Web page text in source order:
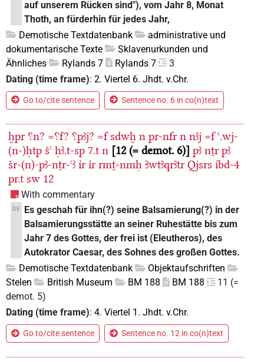
auf unserem Rücken sind"), vom Jahr 8, Monat
Thoth, an fürderhin für jedes Jahr,
Demotische Textdatenbank
administrative und
dokumentarische Texte
Sklavenurkunden und
Ähnliches
Rylands 7 Rylands 7
3
Dating (time frame): 2. Viertel 6. Jhdt. v.Chr.
Go to/cite sentence Sentence no. 6 in co(n)text
ḫpr ⸮n? =⸮f? ⸮pꜣj? =f sdwḫ n pr-nfr n nꜣj =f ꜥ.wj-
(n-)ḥtp šꜥ ḥꜣ.t-sp 7.t n 12 (= demot. 6) pꜣ nṯr pꜣ
šr-(n)-pꜣ-nṯr-ꜥꜣ ı͗r ı͗r rmṯ-nmḥ Ꜣwtꜣqrꜣtr Qjsrs ı͗bd-4
pr.t sw 12
With commentary
DE
Es geschah für ihn(?) seine Balsamierung(?) in der
Balsamierungsstätte an seiner Ruhestätte bis zum
Jahr 7 des Gottes, der frei ist (Eleutheros), des
Autokrator Caesar, des Sohnes des großen Gottes.
Demotische Textdatenbank
Objektaufschriften
Stelen
British Museum BM 188 BM 188
11 (=
demot. 5)
Dating (time frame): 4. Viertel 1. Jhdt. v.Chr.
Go to/cite sentence Sentence no. 12 in co(n)text